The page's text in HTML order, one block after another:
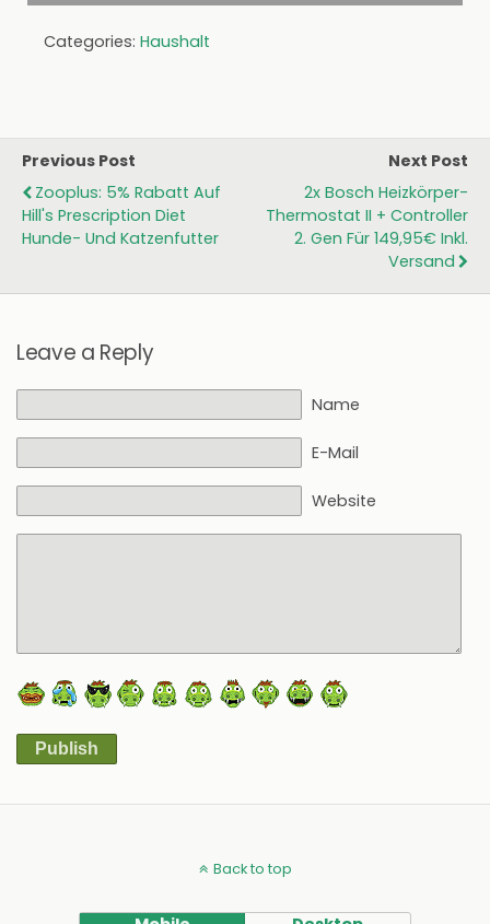
Categories: Haushalt
Previous Post
Zooplus: 5% Rabatt Auf
Hill's Prescription Diet
Hunde- Und Katzenfutter
Next Post
2x Bosch Heizkörper-
Thermostat II + Controller
2. Gen Für 149,95€ Inkl.
Versand
Leave a Reply
Name
E-Mail
Website
Publish
Back to top